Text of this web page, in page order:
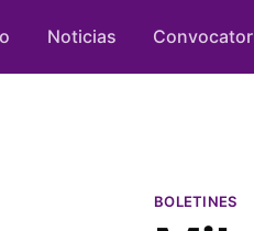
Noticias
BOLETINES